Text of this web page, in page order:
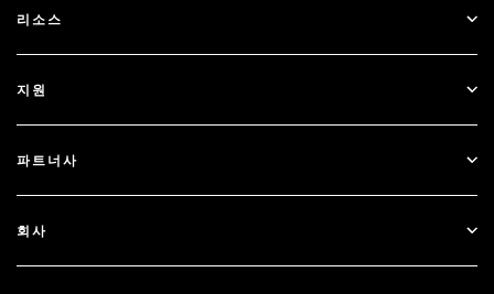
다단계 인증
금융 서비스
리소스
블로그
문서
지원
고객 지원
파트너사
파트너 되기
회사